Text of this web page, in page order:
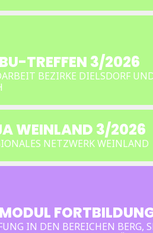
TREFFEN 3/2026
BEZIRKE DIELSDORF
WEINLAND 3/2026
NETZWERK WEINLAND
IN DEN BEREICHEN BERG,